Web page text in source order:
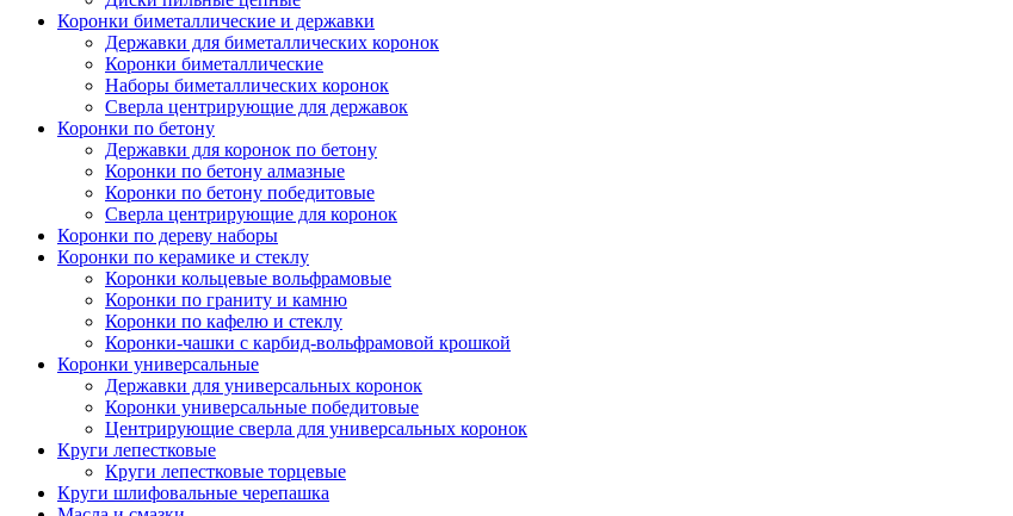
Коронки биметаллические и державки
Державки для биметаллических коронок
Коронки биметаллические
Наборы биметаллических коронок
Сверла центрирующие для державок
Коронки по бетону
Державки для коронок по бетону
Коронки по бетону алмазные
Коронки по бетону победитовые
Сверла центрирующие для коронок
Коронки по дереву наборы
Коронки по керамике и стеклу
Коронки кольцевые вольфрамовые
Коронки по граниту и камню
Коронки по кафелю и стеклу
Коронки-чашки с карбид-вольфрамовой крошкой
Коронки универсальные
Державки для универсальных коронок
Коронки универсальные победитовые
Центрирующие сверла для универсальных коронок
Круги лепестковые
Круги лепестковые торцевые
Круги шлифовальные черепашка